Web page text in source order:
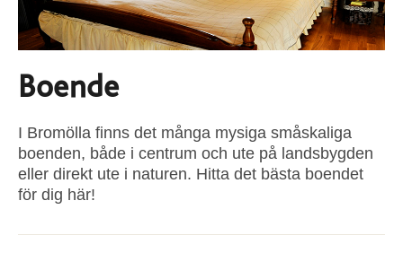
Boende
I Bromölla finns det många mysiga småskaliga
boenden, både i centrum och ute på landsbygden
eller direkt ute i naturen. Hitta det bästa boendet
för dig här!